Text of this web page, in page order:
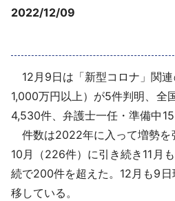
導入事例
採用情報
よくあるご質
English
2022/12/09
12月9日は「新型コロナ」関
1,000万円以上）が5件判明、全
4,530件、弁護士一任・準備中
件数は2022年に入って増勢を
10月（226件）に引き続き11月
続で200件を超えた。12月も9
移している。